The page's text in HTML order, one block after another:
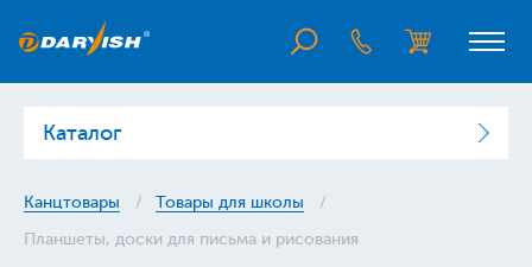
Каталог
Канцтовары Товары для школы
Планшеты, доски для письма и рисования